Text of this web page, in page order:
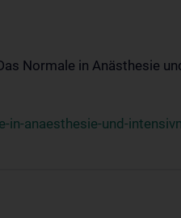
Normale in Anästhesie
anaesthesie-und-